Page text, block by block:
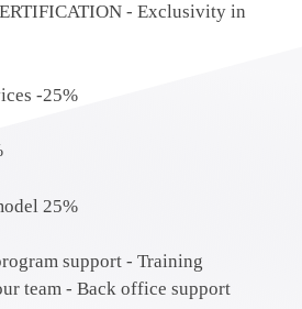
- Exclusivity in
-25%
25%
support - Training
team - Back office support